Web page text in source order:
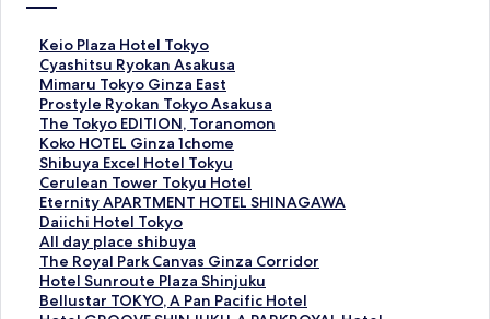
Keio Plaza Hotel Tokyo
K
e
i
o
P
l
a
z
a
H
o
t
e
l
Cyashitsu Ryokan Asakusa
C
y
a
s
h
i
t
s
u
R
y
o
k
Mimaru Tokyo Ginza East
M
i
m
a
r
u
T
o
k
y
o
G
Prostyle Ryokan Tokyo Asakusa
P
r
o
s
t
y
l
e
R
y
o
The Tokyo EDITION, Toranomon
T
h
e
T
o
k
y
o
E
D
Koko HOTEL Ginza 1chome
K
o
k
o
H
O
T
E
L
Shibuya Excel Hotel Tokyu
S
h
i
b
u
y
a
E
Cerulean Tower Tokyu Hotel
C
e
r
u
l
e
a
Eternity APARTMENT HOTEL SHINAGAWA
E
t
e
r
n
i
Daiichi Hotel Tokyo
D
a
i
i
c
All day place shibuya
A
l
l
d
The Royal Park Canvas Ginza Corridor
T
h
e
Hotel Sunroute Plaza Shinjuku
H
o
Bellustar TOKYO, A Pan Pacific Hotel
B